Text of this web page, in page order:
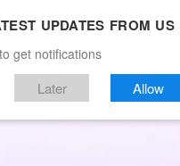
Categories Mock Test
UPDATES FROM US
get notifications
Later Allow